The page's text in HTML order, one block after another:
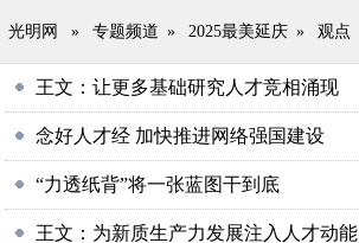
光明网 » 专题频道 » 2025最美延庆 » 观点
王文：让更多基础研究人才竞相涌现
念好人才经 加快推进网络强国建设
“力透纸背”将一张蓝图干到底
王文：为新质生产力发展注入人才动能